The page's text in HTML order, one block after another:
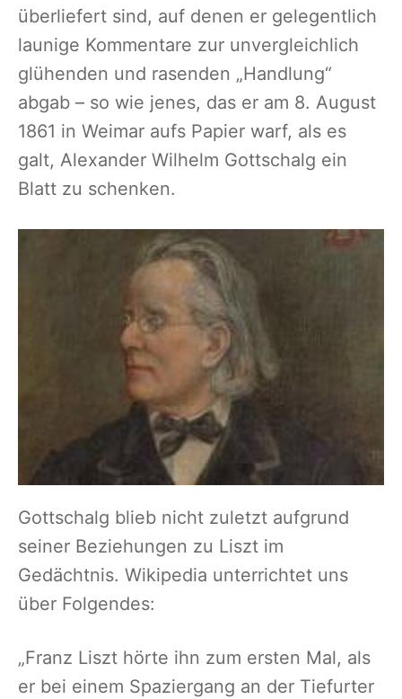
überliefert sind, auf denen er gelegentlich
launige Kommentare zur unvergleichlich
glühenden und rasenden „Handlung“
abgab – so wie jenes, das er am 8. August
1861 in Weimar aufs Papier warf, als es
galt, Alexander Wilhelm Gottschalg ein
Blatt zu schenken.
Gottschalg blieb nicht zuletzt aufgrund
seiner Beziehungen zu Liszt im
Gedächtnis. Wikipedia unterrichtet uns
über Folgendes:
„Franz Liszt hörte ihn zum ersten Mal, als
er bei einem Spaziergang an der Tiefurter